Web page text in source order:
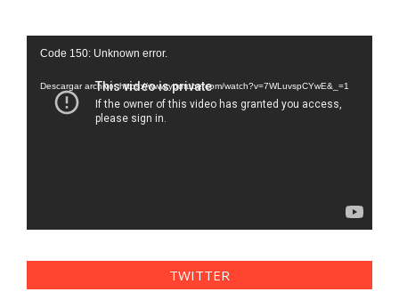
Reproductor
vídeo
Code 150: Unknown error.
Descargar archivo: https://www.youtube.com/watch?v=7WLuvspCYwE&_=1
TWITTER